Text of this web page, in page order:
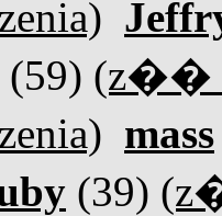
(59) (z��
mass
(39)